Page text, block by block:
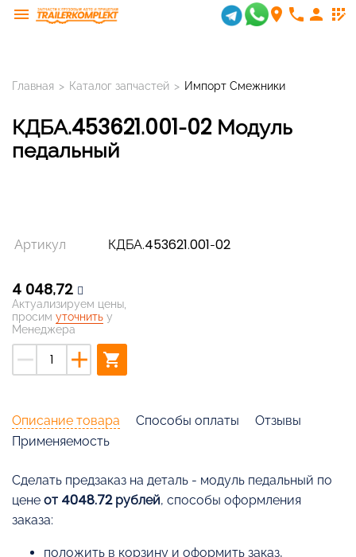
menu room phone person app_registration
Главная > Каталог запчастей > Импорт Смежники
КДБА.453621.001-02 Модуль
педальный
Артикул КДБА.453621.001-02
4 048,72
Актуализируем цены,
просим уточнить у
Менеджера
remove add shopping_cart
Описание товара Способы оплаты
Отзывы
Применяемость
Cделать предзаказ на деталь - модуль педальный по
цене от 4048.72 рублей, способы оформления
заказа:
положить в корзину и оформить заказ,